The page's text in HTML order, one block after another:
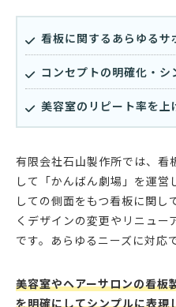
看板に関するあらゆるサ
コンセプトの明確化・
美容室のリピート率を上
有限会社石山製作所では、看
して「かんばん劇場」を運営
しての側面をもつ看板に関し
くデザインの変更やリニュ
です。あらゆるニーズに対応
美容室やヘアーサロンの看板
を明確にしてシンプルに表現